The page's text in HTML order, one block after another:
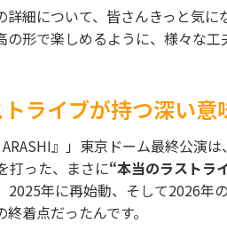
細について、皆さんきっと気に
形で楽しめるように、様々な
ライブが持つ深い意
ARASHI』」東京ドーム最終公演
打った、まさに“本当のラストラ
2025年に再始動、そして2026年
着点だったんです。